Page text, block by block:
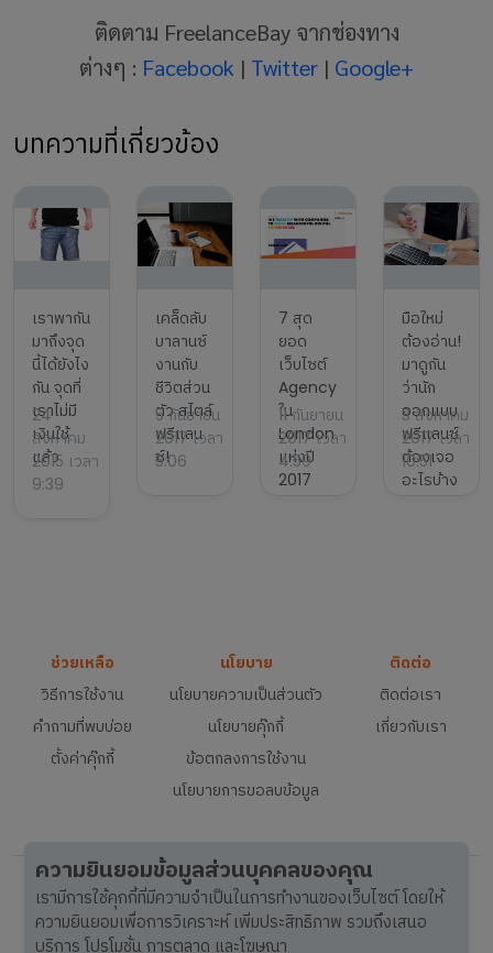
ติดตาม FreelanceBay จากช่องทาง
ต่างๆ : Facebook | Twitter | Google+
บทความที่เกี่ยวข้อง
เราพากัน
มาถึงจุด
นี้ได้ยังไง
กัน จุดที่
เราไม่มี
เงินใช้
แล้ว
24
สิงหาคม
2015 เวลา
9:39
เคล็ดลับ
บาลานซ์
งานกับ
ชีวิตส่วน
ตัว สไตล์
ฟรีแลน
ซ์!
5 กันยายน
2017 เวลา
5:06
7 สุด
ยอด
เว็บไซต์
Agency
ใน
London
แห่งปี
2017
11 กันยายน
2017 เวลา
4:59
มือใหม่
ต้องอ่าน!
มาดูกัน
ว่านัก
ออกแบบ
ฟรีแลนซ์
ต้องเจอ
อะไรบ้าง
3 สิงหาคม
2017 เวลา
10:51
ช่วยเหลือ
วิธีการใช้งาน
คำถามที่พบบ่อย
ตั้งค่าคุ๊กกี้
นโยบาย
นโยบายความเป็นส่วนตัว
นโยบายคุ๊กกี้
ข้อตกลงการใช้งาน
นโยบายการขอลบข้อมูล
ติดต่อ
ติดต่อเรา
เกี่ยวกับเรา
ความยินยอมข้อมูลส่วนบุคคลของคุณ
เรามีการใช้คุกกี้ที่มีความจำเป็นในการทำงานของเว็บไซต์ โดยให้
ความยินยอมเพื่อการวิเคราะห์ เพิ่มประสิทธิภาพ รวมถึงเสนอ
บริการ โปรโมชั่น การตลาด และโฆษณา